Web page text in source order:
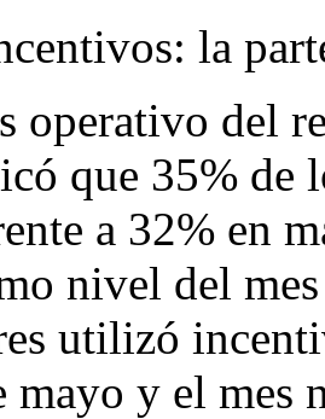
la
operativo del
que 35% de
a 32% en
nivel del
utilizó
mayo y el mes